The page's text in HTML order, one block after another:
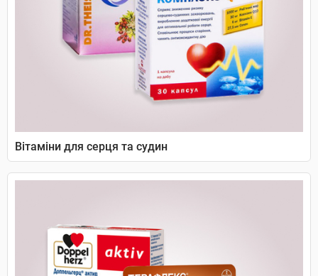
Вітаміни для серця та судин